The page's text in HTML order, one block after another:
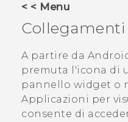
ASSISTENZA
Accessori e dispositivi
Accesso
< < Menu
A partire da
premuta l'icona di
pannello widget o
Applicazioni per
consente di